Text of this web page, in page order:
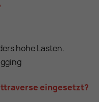
hohe Lasten.
eingesetzt?